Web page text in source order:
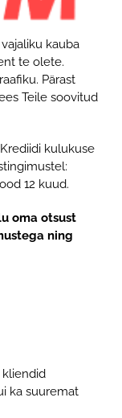
kauba
te olete.
Pärast
Teile soovitud
kulukuse
12 kuud.
oma otsust
ning
kliendid
ka suuremat